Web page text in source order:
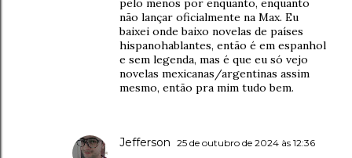
pelo menos por enquanto, enquanto
não lançar oficialmente na Max. Eu
baixei onde baixo novelas de países
hispanohablantes, então é em espanhol
e sem legenda, mas é que eu só vejo
novelas mexicanas/argentinas assim
mesmo, então pra mim tudo bem.
Jefferson 25 de outubro de 2024 às 12:36